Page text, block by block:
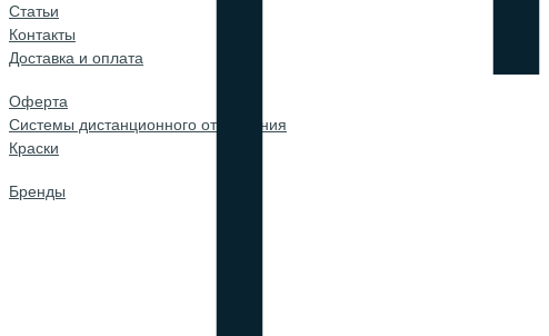
Cтатьи
Контакты
Доставка и оплата
Оферта
Системы дистанционного открывания
Краски
Бренды